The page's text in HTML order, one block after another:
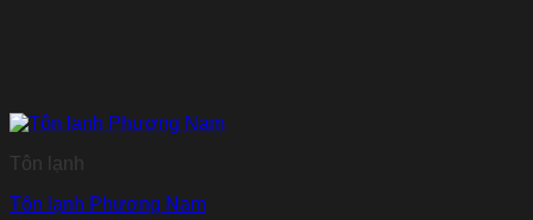
Tôn lạnh
Tôn lạnh Phương Nam